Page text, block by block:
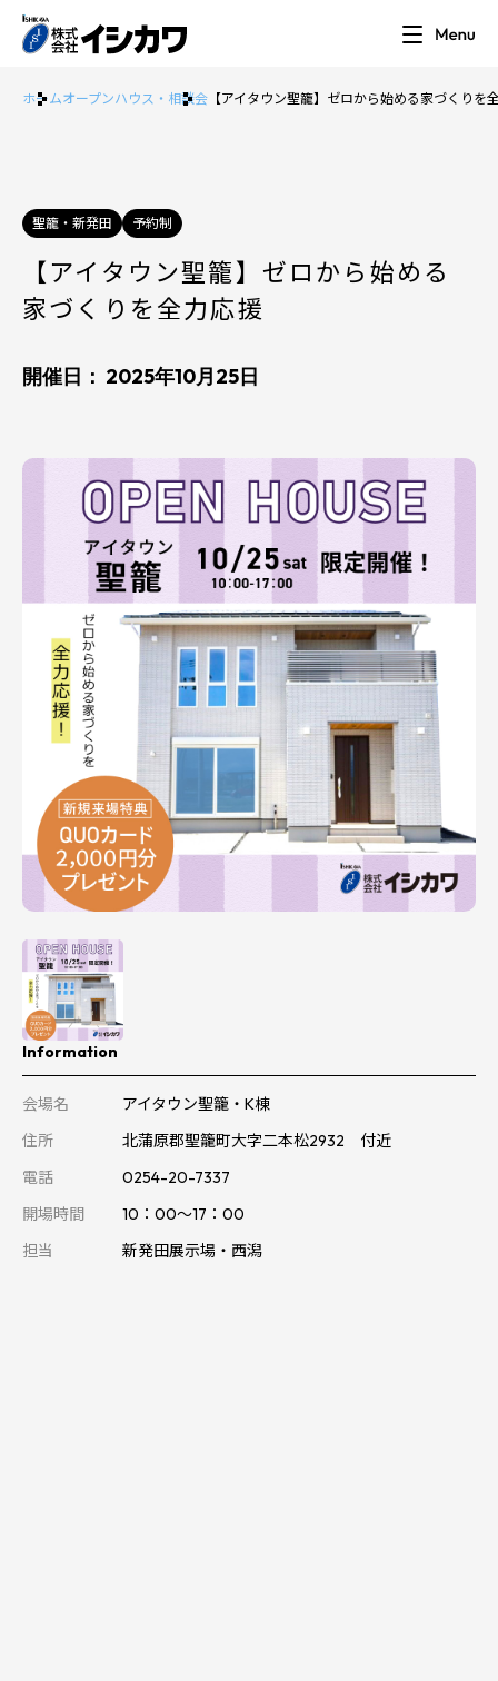
ホームオープンハウス・相談会 【アイタウン聖籠】ゼロから始める家づくりを
聖籠・新発田 予約制
【アイタウン聖籠】ゼロから始める
家づくりを全力応援
開催日： 2025年10月25日
Information
会場名
アイタウン聖籠・K棟
住所
北蒲原郡聖籠町大字二本松2932 付近
電話
0254-20-7337
開場時間
10：00～17：00
担当
新発田展示場・西潟